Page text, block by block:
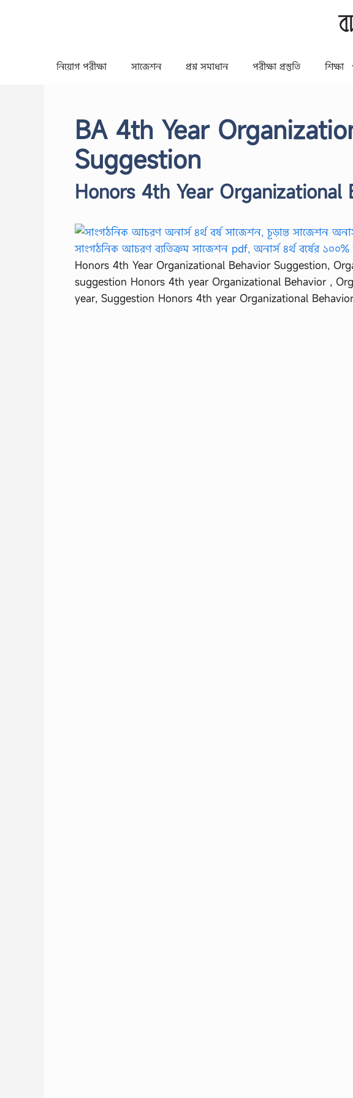
নিয়োগ পরীক্ষা সাজেশন প্রশ্ন সমাধান পরীক্ষা প্রস্তুতি শিক্ষা
BA 4th Year
Suggestion
Honors 4th Year Organizational
Honors 4th Year Organizational Behavior Suggestion,
suggestion Honors 4th year Organizational Behavior ,
year, Suggestion Honors 4th year Organizational